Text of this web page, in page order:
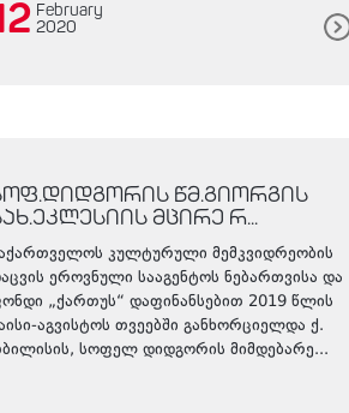
February
2020
წმ.გიორგის
მცირე რ...
კულტურული მემკვიდრეობის
ეროვნული სააგენტოს ნებართვისა და
„ქართუს“ დაფინანსებით 2019 წლის
აგვისტოს თვეებში განხორციელდა ქ.
სოფელ დიდგორის მიმდებარე...